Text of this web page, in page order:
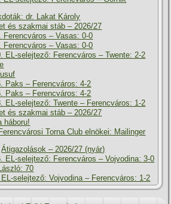
dr. Lakat Károly
és szakmai stáb – 2026/27
Ferencváros – Vasas: 0-0
Ferencváros – Vasas: 0-0
EL-selejtező: Ferencváros – Twente: 2-2
Paks – Ferencváros: 4-2
Paks – Ferencváros: 4-2
EL-selejtező: Twente – Ferencváros: 1-2
és szakmai stáb – 2026/27
háboru!
Torna Club elnökei: Mailinger
Átigazolások – 2026/27 (nyár)
EL-selejtező: Ferencváros – Vojvodina: 3-0
70
selejtező: Vojvodina – Ferencváros: 1-2